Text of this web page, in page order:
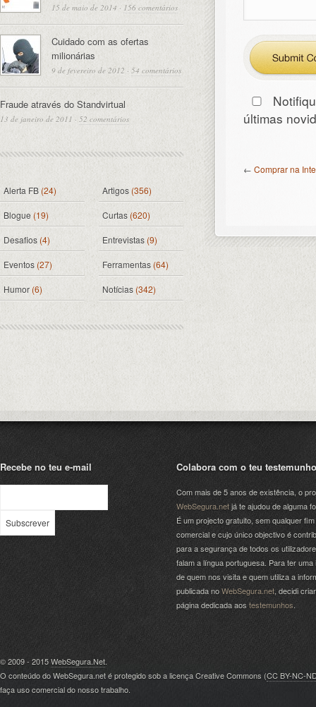
últimas
← Comprar na
15 de maio de 2014 · 156 comentários
Cuidado com as ofertas
milionárias
9 de fevereiro de 2012 · 54 comentários
Fraude através do Standvirtual
13 de janeiro de 2011 · 52 comentários
Alerta FB(24) Artigos (356)
Blogue (19) Curtas (620)
Desafios (4) Entrevistas (9)
Eventos(27) Ferramentas(64)
Humor (6) Notícias(342)
Recebe no teu e-mail Colabora com o teu testemunho
Com mais de 5 anos de existência, o
WebSegura.netjá te ajudou de alguma
É um projecto gratuito, sem qualquer fim
comercial e cujo único objectivo é
para a segurança de todos os
falam a língua portuguesa. Para ter uma
de quem nos visita e quem utiliza a
publicada noWebSegura.net , decidi
página dedicada aos testemunhos
© 2009 - 2015WebSegura.Net.
O conteúdo do WebSegura.net é protegido sob a licença Creative Commons (CC BY-NC-
faça uso comercial do nosso trabalho.